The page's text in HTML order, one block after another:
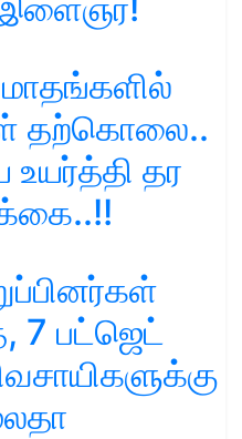
மாதங்களில்
தற்கொலை..
உயர்த்தி தர
7 பட்ஜெட்